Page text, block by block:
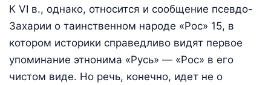
К VI в., однако, относится и сообщение псевдо-
Захарии о таинственном народе «Рос» 15, в
котором историки справедливо видят первое
упоминание этнонима «Русь» — «Рос» в его
чистом виде. Но речь, конечно, идет не о